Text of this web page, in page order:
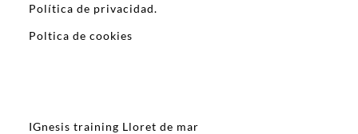
Política de privacidad.
Poltica de cookies
IGnesis training Lloret de mar